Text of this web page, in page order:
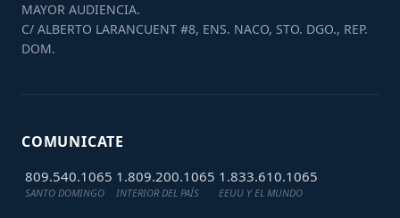
MAYOR AUDIENCIA.
C/ ALBERTO LARANCUENT #8, ENS. NACO, STO. DGO., REP.
DOM.
COMUNICATE
809.540.1065
SANTO DOMINGO
1.809.200.1065
INTERIOR DEL PAÍS
1.833.610.1065
EEUU Y EL MUNDO